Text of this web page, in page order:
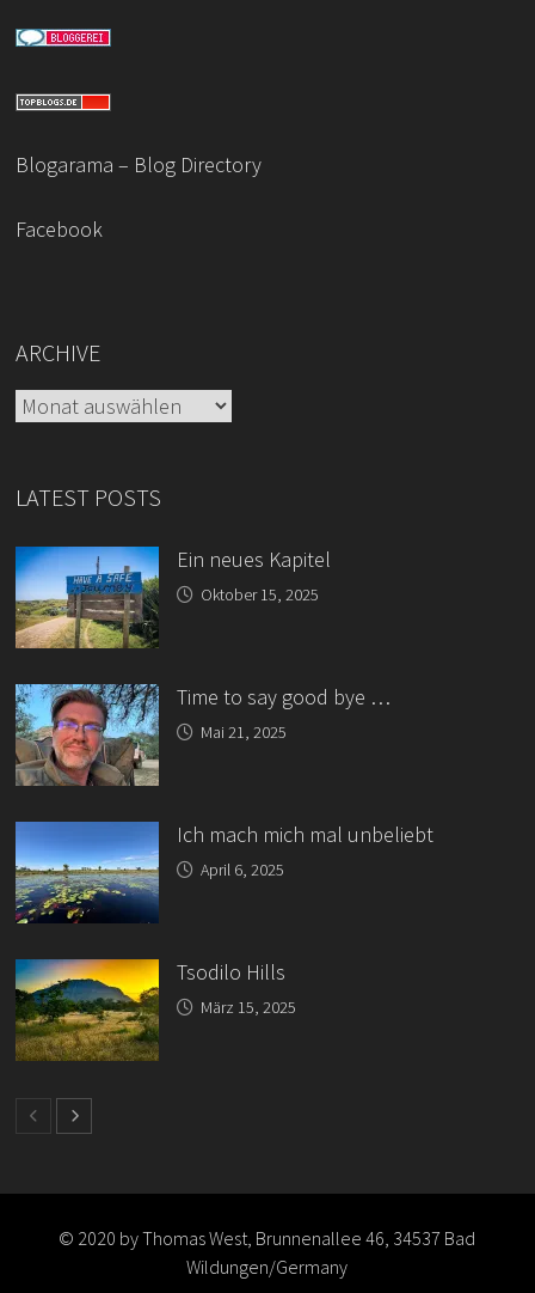
Blogarama – Blog Directory
Facebook
ARCHIVE
Archive
LATEST POSTS
Ein neues Kapitel
Oktober 15, 2025
Time to say good bye …
Mai 21, 2025
Ich mach mich mal unbeliebt
April 6, 2025
Tsodilo Hills
März 15, 2025
© 2020 by Thomas West, Brunnenallee 46, 34537 Bad
Wildungen/Germany